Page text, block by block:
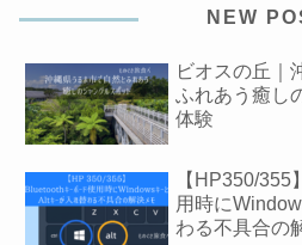
NEW
ビオスの丘｜
ふれあう癒し
体験
【HP350/
用時に
わる不具合の